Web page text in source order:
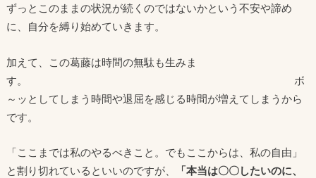
ずっとこのままの状況が続くのではないかという不安や諦め
に、自分を縛り始めていきます。
加えて、この葛藤は時間の無駄も生みま
す。 ボ
～ッとしてしまう時間や退屈を感じる時間が増えてしまうから
です。
「ここまでは私のやるべきこと。でもここからは、私の自由」
と割り切れているといいのですが、
「本当は〇〇したいのに、